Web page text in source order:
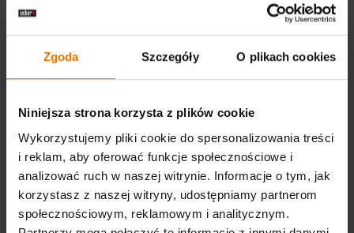
Zgoda Szczegóły O plikach cookies
Niniejsza strona korzysta z plików cookie
Wykorzystujemy pliki cookie do spersonalizowania treści
i reklam, aby oferować funkcje społecznościowe i
analizować ruch w naszej witrynie. Informacje o tym, jak
korzystasz z naszej witryny, udostępniamy partnerom
społecznościowym, reklamowym i analitycznym.
Sortuj